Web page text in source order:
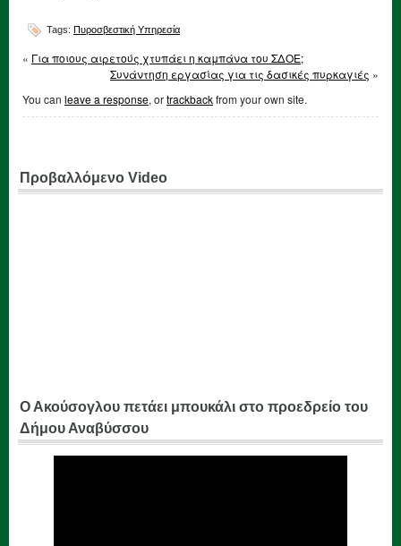
Tags: Πυροσβεστική Υπηρεσία
« Για ποιους αιρετούς χτυπάει η καμπάνα του ΣΔΟΕ;
Συνάντηση εργασίας για τις δασικές πυρκαγιές »
You can leave a response, ortrackbackfrom your own site.
Προβαλλόμενο Video
Ο Ακούσογλου πετάει μπουκάλι στο προεδρείο του
Δήμου Αναβύσσου